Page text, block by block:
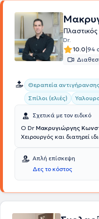
Dr.
10.0|94
Θεραπεία
Σπίλοι (ελιές)
Σχετικά με τον ειδικό
Ο Dr Μακρυγιώργης
Χειρουργός και διατηρεί
στην Εθνική Φρουρά
Λευκωσίας και εν
Πύργου Ηλείας.
Ανδρέας" στην Πάτρα, όπου
Χειρουργικής και Άκρας
Απλή επίσκεψη
Δες το κόστος